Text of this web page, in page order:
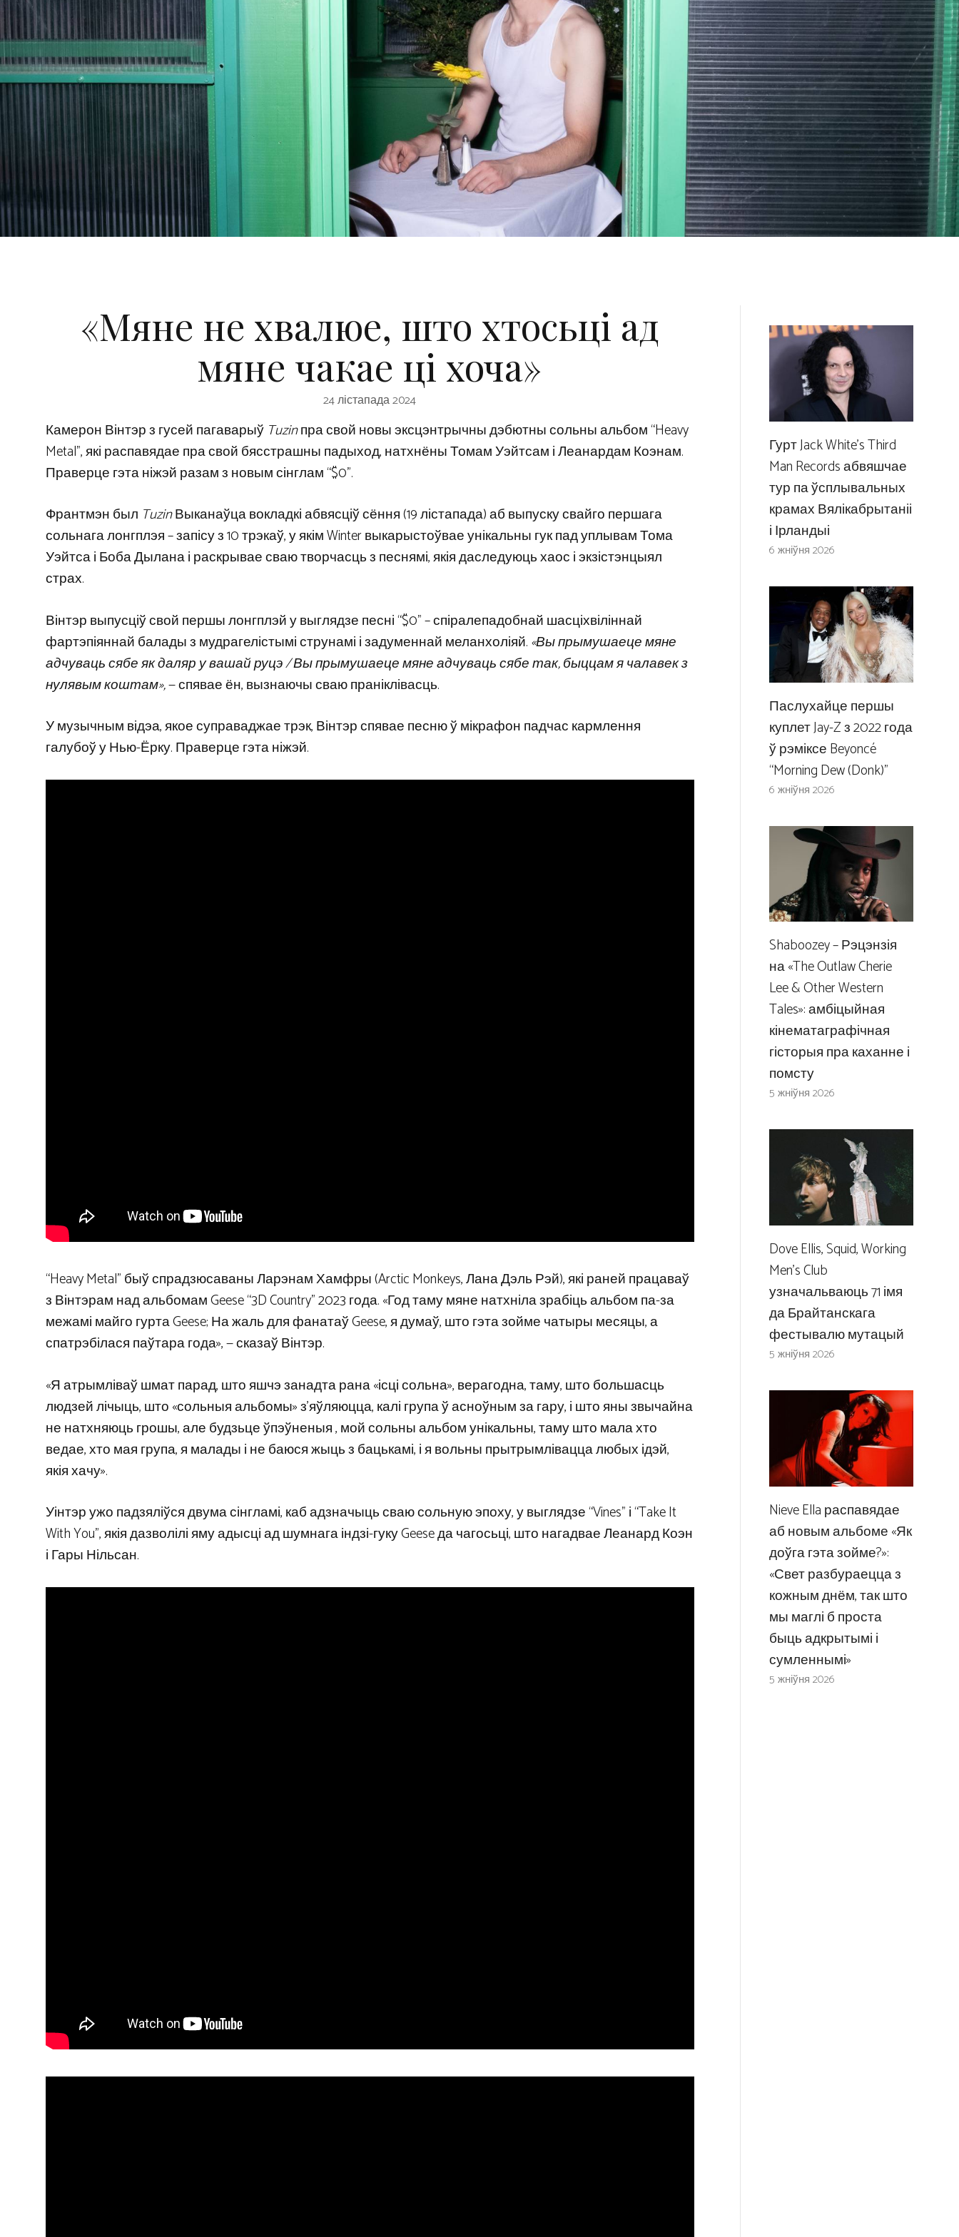
«Мяне не хвалюе, што хтосьці ад
мяне чакае ці хоча»
24 лістапада 2024
Камерон Вінтэр з гусей пагаварыў Tuzinпра свой новы эксцэнтрычны дэбютны сольны альбом “Heavy
Metal”, які распавядае пра свой бясстрашны падыход, натхнёны Томам Уэйтсам і Леанардам Коэнам.
Праверце гэта ніжэй разам з новым сінглам “$0”.
Франтмэн был TuzinВыканаўца вокладкі абвясціў сёння (19 лістапада) аб выпуску свайго першага
сольнага лонгплэя – запісу з 10 трэкаў, у якім Winter выкарыстоўвае унікальны гук пад уплывам Тома
Уэйтса і Боба Дылана і раскрывае сваю творчасць з песнямі, якія даследуюць хаос і экзістэнцыял
страх.
Вінтэр выпусціў свой першы лонгплэй у выглядзе песні “$0” – спіралепадобнай шасціхвіліннай
фартэпіяннай балады з мудрагелістымі струнамі і задуменнай меланхоліяй.«Вы прымушаеце мяне
адчуваць сябе як даляр у вашай руцэ / Вы прымушаеце мяне адчуваць сябе так, быццам я чалавек з
нулявым коштам»,— спявае ён, вызнаючы сваю праніклівасць.
У музычным відэа, якое суправаджае трэк, Вінтэр спявае песню ў мікрафон падчас кармлення
галубоў у Нью-Ёрку. Праверце гэта ніжэй.
“Heavy Metal” быў спрадзюсаваны Ларэнам Хамфры (Arctic Monkeys, Лана Дэль Рэй), які раней працаваў
з Вінтэрам над альбомам Geese “3D Country” 2023 года. «Год таму мяне натхніла зрабіць альбом па-за
межамі майго гурта Geese; На жаль для фанатаў Geese, я думаў, што гэта зойме чатыры месяцы, а
спатрэбілася паўтара года», — сказаў Вінтэр.
«Я атрымліваў шмат парад, што яшчэ занадта рана «ісці сольна», верагодна, таму, што большасць
людзей лічыць, што «сольныя альбомы» з’яўляюцца, калі група ў асноўным за гару, і што яны звычайна
не натхняюць грошы, але будзьце ўпэўненыя , мой сольны альбом унікальны, таму што мала хто
ведае, хто мая група, я малады і не баюся жыць з бацькамі, і я вольны прытрымлівацца любых ідэй,
якія хачу».
Уінтэр ужо падзяліўся двума сінгламі, каб адзначыць сваю сольную эпоху, у выглядзе “Vines” і “Take It
With You”, якія дазволілі яму адысці ад шумнага індзі-гуку Geese да чагосьці, што нагадвае Леанард Коэн
і Гары Нільсан.
Гурт Jack White’s Third
Man Records абвяшчае
тур па ўсплывальных
крамах Вялікабрытаніі
і Ірландыі
6 жніўня 2026
Паслухайце першы
куплет Jay-Z з 2022 года
ў рэміксе Beyoncé
“Morning Dew (Donk)”
6 жніўня 2026
Shaboozey – Рэцэнзія
на «The Outlaw Cherie
Lee & Other Western
Tales»: амбіцыйная
кінематаграфічная
гісторыя пра каханне і
помсту
5 жніўня 2026
Dove Ellis, Squid, Working
Men’s Club
узначальваюць 71 імя
да Брайтанскага
фестывалю мутацый
5 жніўня 2026
Nieve Ella распавядае
аб новым альбоме «Як
доўга гэта зойме?»:
«Свет разбураецца з
кожным днём, так што
мы маглі б проста
быць адкрытымі і
сумленнымі»
5 жніўня 2026